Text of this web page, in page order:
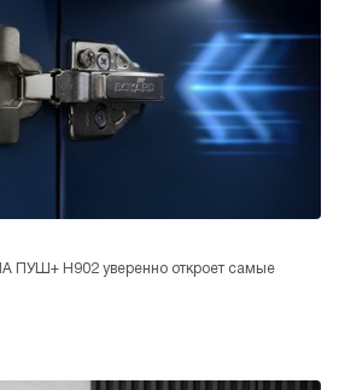
ПУШ+ H902 уверенно откроет самые